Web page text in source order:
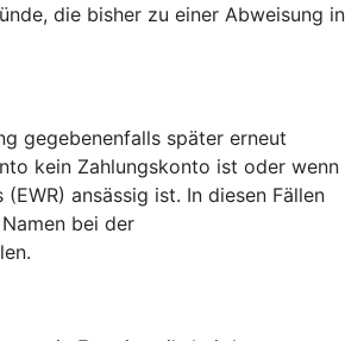
die bisher zu einer Abweisung in
gegebenenfalls später erneut
kein Zahlungskonto ist oder wenn
ansässig ist. In diesen Fällen
bei der